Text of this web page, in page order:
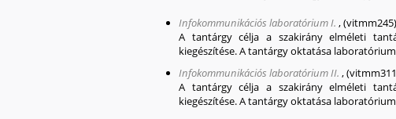
Infokommunikációs laboratórium I. ,(vitmm245)
A tantárgy célja a szakirány elméleti
kiegészítése. A tantárgy oktatása
Infokommunikációs laboratórium II. ,
A tantárgy célja a szakirány elméleti
kiegészítése. A tantárgy oktatása